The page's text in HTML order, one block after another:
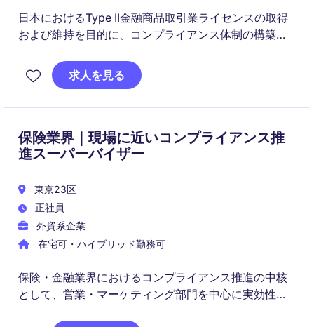
日本におけるType II金融商品取引業ライセンスの取得
および維持を目的に、コンプライアンス体制の構築・
規制対応、当局対応、社内教育まで幅広く担い、事業
求人を見る
保険業界｜現場に近いコンプライアンス推
進スーパーバイザー
東京23区
正社員
外資系企業
在宅可・ハイブリッド勤務可
保険・金融業界におけるコンプライアンス推進の中核
として、営業・マーケティング部門を中心に実効性の